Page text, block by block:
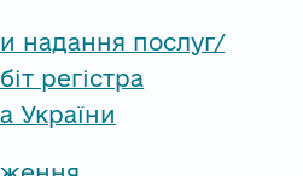
надання послуг/
регістра
України